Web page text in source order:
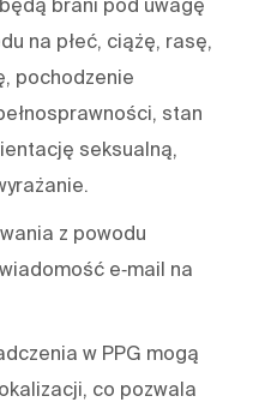
brani pod uwagę
na płeć, ciążę, rasę,
pochodzenie
stan
seksualną,
z powodu
e‑mail na
w PPG mogą
co pozwala